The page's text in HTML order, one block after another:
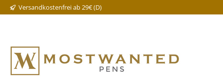
Versandkostenfrei ab 29€ (D)